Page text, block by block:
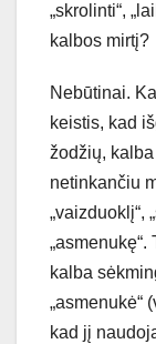
„skrolinti“,
kalbos mirtį?
Nebūtinai.
keistis, kad
žodžių,
netinkančiu
„vaizduoklį“,
kalba
„asmenukė“
kad jį